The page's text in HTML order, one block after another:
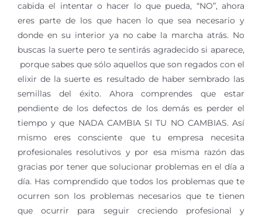
cabida el intentar o hacer lo que pueda, “NO”, ahora
eres parte de los que hacen lo que sea necesario y
donde en su interior ya no cabe la marcha atrás. No
buscas la suerte pero te sentirás agradecido si aparece,
porque sabes que sólo aquellos que son regados con el
elixir de la suerte es resultado de haber sembrado las
semillas del éxito. Ahora comprendes que estar
pendiente de los defectos de los demás es perder el
tiempo y que NADA CAMBIA SI TU NO CAMBIAS. Así
mismo eres consciente que tu empresa necesita
profesionales resolutivos y por esa misma razón das
gracias por tener que solucionar problemas en el día a
día. Has comprendido que todos los problemas que te
ocurren son los problemas necesarios que te tienen
que ocurrir para seguir creciendo profesional y